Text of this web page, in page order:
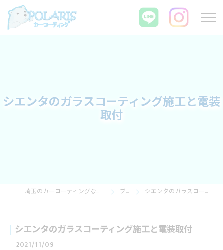
シエンタのガラスコーティング施工と電装
取付
埼玉のカーコーティングならPOLARIS カーコーティング ブログ シエンタのガラスコーティング施工と電装取付
シエンタのガラスコーティング施工と電装取付
2021/11/09